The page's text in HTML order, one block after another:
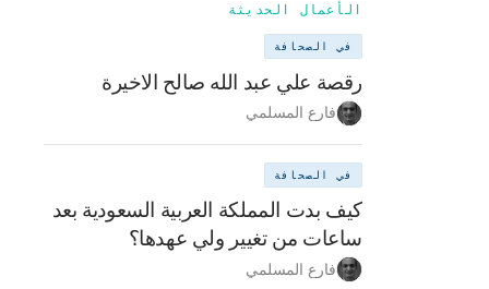
الأعمال الحديثة
في الصحافة
رقصة علي عبد الله صالح الاخيرة
فارع المسلمي
في الصحافة
كيف بدت المملكة العربية السعودية بعد
ساعات من تغيير ولي عهدها؟
فارع المسلمي